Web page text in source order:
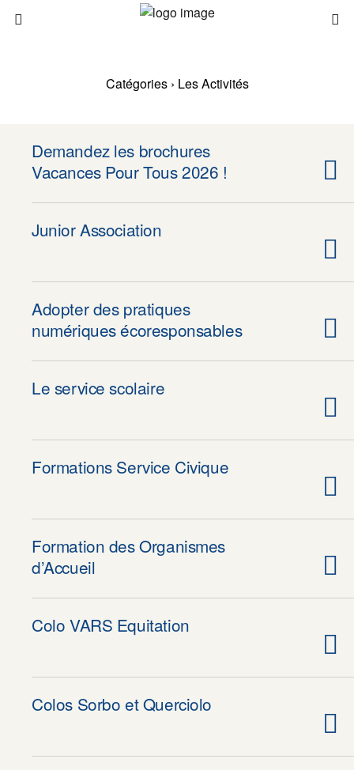
Catégories › Les Activités
Demandez les brochures
Vacances Pour Tous 2026 !
Junior Association
Adopter des pratiques
numériques écoresponsables
Le service scolaire
Formations Service Civique
Formation des Organismes
d’Accueil
Colo VARS Equitation
Colos Sorbo et Querciolo